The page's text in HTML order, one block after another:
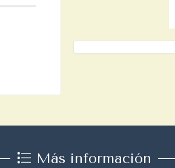
Más información